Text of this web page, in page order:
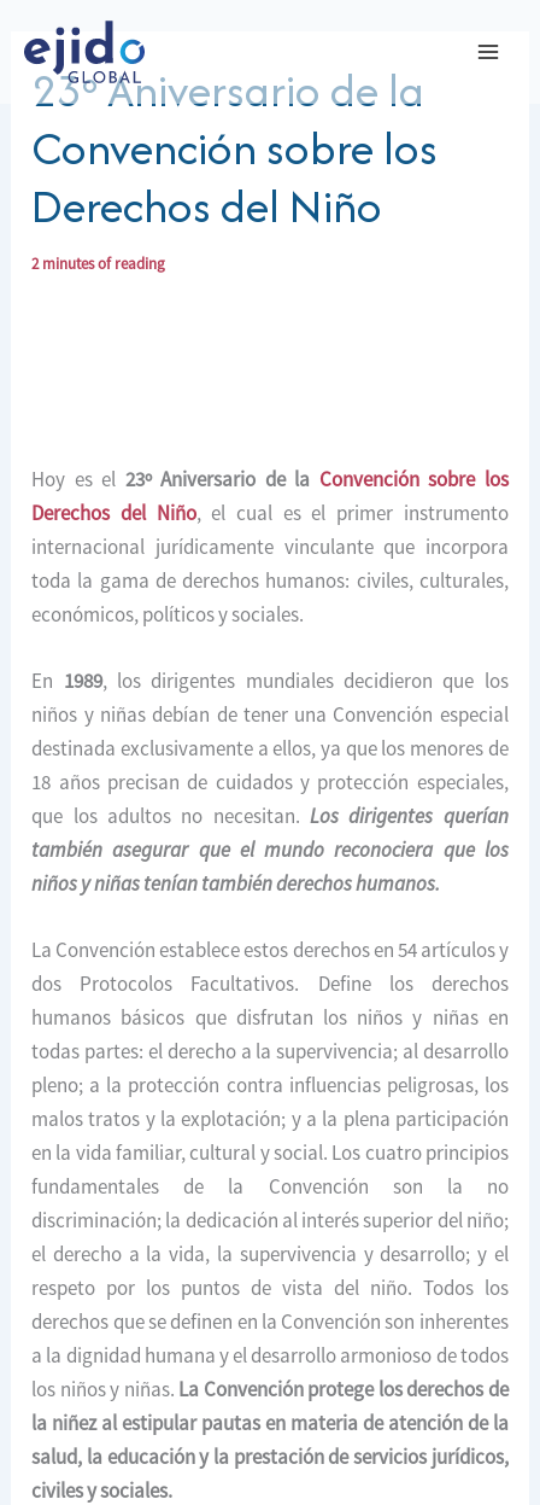
contenido
23º Aniversario de la
Convención sobre los
Derechos del Niño
2 minutes of reading
Hoy es el 23º Aniversario de la Convención sobre los
Derechos del Niño, el cual es el primer instrumento
internacional jurídicamente vinculante que incorpora
toda la gama de derechos humanos: civiles, culturales,
económicos, políticos y sociales.
En 1989, los dirigentes mundiales decidieron que los
niños y niñas debían de tener una Convención especial
destinada exclusivamente a ellos, ya que los menores de
18 años precisan de cuidados y protección especiales,
que los adultos no necesitan.Los dirigentes querían
también asegurar que el mundo reconociera que los
niños y niñas tenían también derechos humanos.
La Convención establece estos derechos en 54 artículos y
dos Protocolos Facultativos. Define los derechos
humanos básicos que disfrutan los niños y niñas en
todas partes: el derecho a la supervivencia; al desarrollo
pleno; a la protección contra influencias peligrosas, los
malos tratos y la explotación; y a la plena participación
en la vida familiar, cultural y social. Los cuatro principios
fundamentales de la Convención son la no
discriminación; la dedicación al interés superior del niño;
el derecho a la vida, la supervivencia y desarrollo; y el
respeto por los puntos de vista del niño. Todos los
derechos que se definen en la Convención son inherentes
a la dignidad humana y el desarrollo armonioso de todos
los niños y niñas. La Convención protege los derechos de
la niñez al estipular pautas en materia de atención de la
salud, la educación y la prestación de servicios jurídicos,
civiles y sociales.